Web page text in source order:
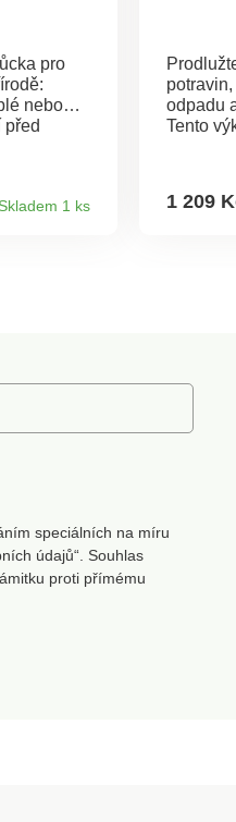
pro
nebo
před
deštník,
Skladem 1 ks
odpadu
Tento
zůstane
1 209
speciálních na míru
údajů“. Souhlas
proti přímému